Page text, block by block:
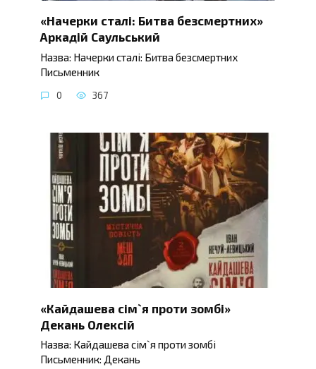
«Начерки сталі: Битва безсмертних»
Аркадій Саульський
Назва: Начерки сталі: Битва безсмертних
Письменник
0 367
«Кайдашева сім`я проти зомбі»
Декань Олексій
Назва: Кайдашева сім`я проти зомбі
Письменник: Декань